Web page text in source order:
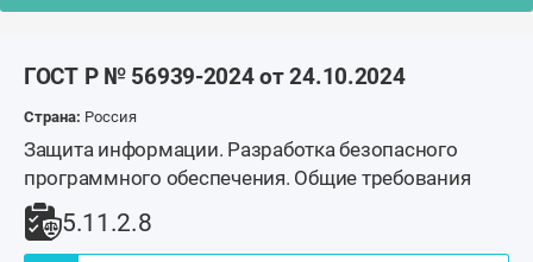
ГОСТ Р № 56939-2024 от 24.10.2024
Страна: Россия
Защита информации. Разработка безопасного
программного обеспечения. Общие требования
5.11.2.8